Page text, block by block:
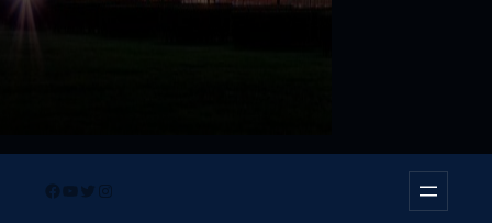
Facebook
YouTube
TwitterInstagram